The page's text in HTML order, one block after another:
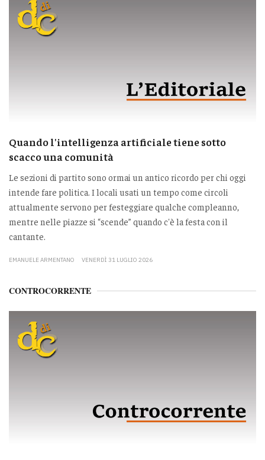
Quando l'intelligenza artificiale tiene sotto
scacco una comunità
Le sezioni di partito sono ormai un antico ricordo per chi oggi
intende fare politica. I locali usati un tempo come circoli
attualmente servono per festeggiare qualche compleanno,
mentre nelle piazze si “scende” quando c'è la festa con il
cantante.
EMANUELE ARMENTANO VENERDÌ 31 LUGLIO 2026
CONTROCORRENTE